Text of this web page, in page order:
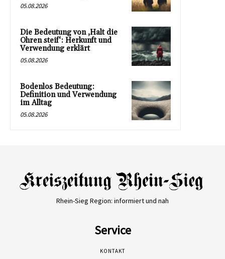
05.08.2026
Die Bedeutung von ‚Halt die
Ohren steif‘: Herkunft und
Verwendung erklärt
05.08.2026
Bodenlos Bedeutung:
Definition und Verwendung
im Alltag
05.08.2026
Rhein-Sieg Region: informiert und nah
Service
KONTAKT